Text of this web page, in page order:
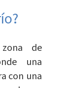
de
una
con una